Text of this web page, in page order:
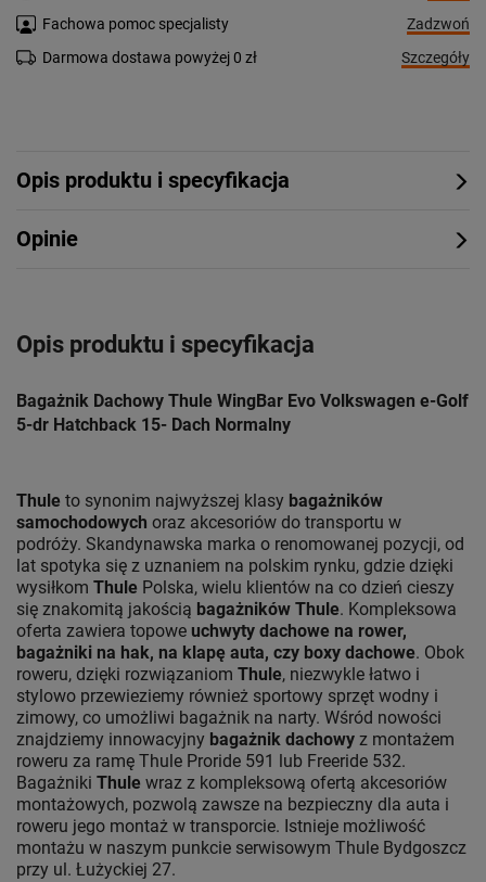
Fachowa pomoc specjalisty
Zadzwoń
Darmowa dostawa powyżej 0 zł
Szczegóły
Opis produktu i specyfikacja
Opinie
Opis produktu i specyfikacja
Bagażnik Dachowy Thule WingBar Evo Volkswagen e-Golf
5-dr Hatchback 15- Dach Normalny
Thule to synonim najwyższej klasy bagażników
samochodowych oraz akcesoriów do transportu w
podróży. Skandynawska marka o renomowanej pozycji, od
lat spotyka się z uznaniem na polskim rynku, gdzie dzięki
wysiłkom Thule Polska, wielu klientów na co dzień cieszy
się znakomitą jakością bagażników Thule. Kompleksowa
oferta zawiera topowe uchwyty dachowe na rower,
bagażniki na hak, na klapę auta, czy boxy dachowe. Obok
roweru, dzięki rozwiązaniom Thule, niezwykle łatwo i
stylowo przewieziemy również sportowy sprzęt wodny i
zimowy, co umożliwi bagażnik na narty. Wśród nowości
znajdziemy innowacyjny bagażnik dachowy z montażem
roweru za ramę Thule Proride 591 lub Freeride 532.
Bagażniki Thule wraz z kompleksową ofertą akcesoriów
montażowych, pozwolą zawsze na bezpieczny dla auta i
roweru jego montaż w transporcie. Istnieje możliwość
montażu w naszym punkcie serwisowym Thule Bydgoszcz
przy ul. Łużyckiej 27.